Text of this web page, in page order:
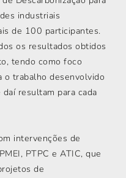
industriais
de 100 participantes.
os resultados obtidos
tendo como foco
o trabalho desenvolvido
resultam para cada
intervenções de
PTPC e ATIC, que
de